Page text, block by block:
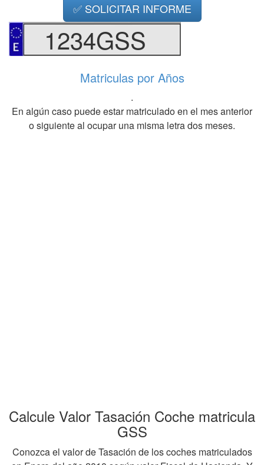
✅ SOLICITAR INFORME
1234GSS
Matriculas por Años
.
En algún caso puede estar matriculado en el mes anterior
o siguiente al ocupar una misma letra dos meses.
Calcule Valor Tasación Coche matricula
GSS
Conozca el valor de Tasación de los coches matriculados